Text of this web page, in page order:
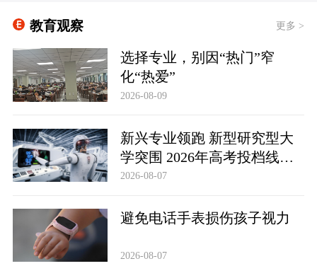
教育观察 更多 >
选择专业，别因“热门”窄
化“热爱”
2026-08-09
新兴专业领跑 新型研究型大
学突围 2026年高考投档线释
放哪些信号
2026-08-07
避免电话手表损伤孩子视力
2026-08-07